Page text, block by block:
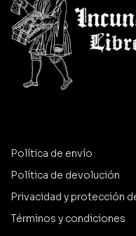
Política de envío
Política de devolución
Privacidad y protección
Términos y condiciones